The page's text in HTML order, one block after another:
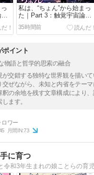
｜
私は、“ちょん”から始まっ
た｜Part 3：触覚宇宙論｜
Act.36「帰ってきた言葉」
35時間前
ポイント
物語と哲学的思索の融合
交錯する独特な世界観を描い
ぜながら、未知と内省をテー
の余地を残す文章構成により
ます。
月間IN:73
に育つ